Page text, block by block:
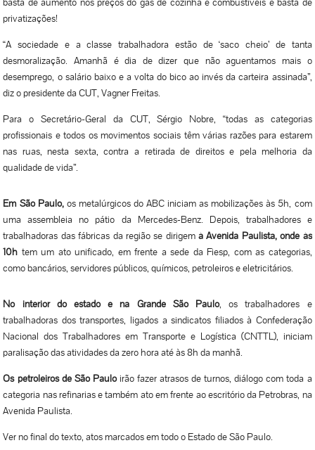
privatizações!
“A sociedade e a classe trabalhadora estão de ‘saco cheio’ de tanta
desmoralização. Amanhã é dia de dizer que não aguentamos mais o
desemprego, o salário baixo e a volta do bico ao invés da carteira assinada”,
diz o presidente da CUT, Vagner Freitas.
Para o Secretário-Geral da CUT, Sérgio Nobre, “todas as categorias
profissionais e todos os movimentos sociais têm várias razões para estarem
nas ruas, nesta sexta, contra a retirada de direitos e pela melhoria da
qualidade de vida”.
Em São Paulo, os metalúrgicos do ABC iniciam as mobilizações às 5h, com
uma assembleia no pátio da Mercedes-Benz. Depois, trabalhadores e
trabalhadoras das fábricas da região se dirigemà Avenida Paulista, onde às
10h tem um ato unificado, em frente a sede da Fiesp, com as categorias,
como bancários, servidores públicos, químicos, petroleiros e eletricitários.
No interior do estado e na Grande São Paulo, os trabalhadores e
trabalhadoras dos transportes, ligados a sindicatos filiados à Confederação
Nacional dos Trabalhadores em Transporte e Logística (CNTTL), iniciam
paralisação das atividades da zero hora até às 8h da manhã.
Os petroleiros de São Pauloirão fazer atrasos de turnos, diálogo com toda a
categoria nas refinarias e também ato em frente ao escritório da Petrobras, na
Avenida Paulista.
Ver no final do texto, atos marcados em todo o Estado de São Paulo.